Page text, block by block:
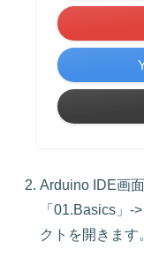
Arduino IDE画
「01.Basics」-
クトを開きます